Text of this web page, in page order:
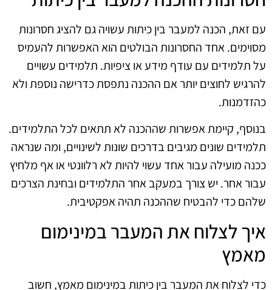
עם זאת, הכנה למעבר בין כיתות עשויה גם להציג חסרונות
מסוימים. אחד החסרונות הבולטים הוא האפשרות להעמיס
על תלמידים עם עודף מידע או ציפיות. תלמידים עשויים
להרגיש לחוצים יותר אם ההכנה נתפסת כדרישה נוספת ולא
כהזדמנות.
בנוסף, קיימת אפשרות שההכנה לא תתאים לכל התלמידים.
תלמידים שונים מגיבים בדרכים שונות לשינויים, ומה שנראה
ככנה מועילה עבור אחד עשוי להיות לא רלוונטי או אף מלחיץ
עבור אחר. יש צורך במעקב אחר התלמידים ובחינת הצרכים
שלהם כדי להבטיח שההכנה תהיה אפקטיבית.
איך לצלוח את המעבר במינימום
מאמץ
כדי לצלוח את המעבר בין כיתות במינימום מאמץ, חשוב